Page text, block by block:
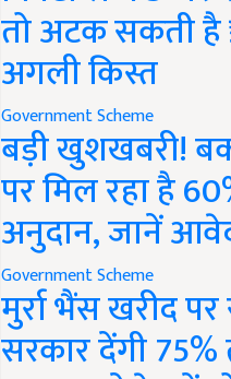
तो अटक सकती है
अगली किस्त
Government Scheme
बड़ी खुशखबरी!
पर मिल रहा है
अनुदान, जानें
Government Scheme
मुर्रा भैंस खरीद पर
सरकार देंगी 75%